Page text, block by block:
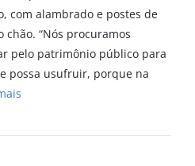
com alambrado e postes de
chão. “Nós procuramos
pelo patrimônio público para
possa usufruir, porque na